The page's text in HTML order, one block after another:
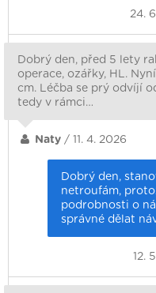
24.
Dobrý den, před 5 lety
operace, ozářky, HL.
cm. Léčba se prý odvíjí
tedy v rámci…
Naty / 11. 4. 2026
Dobrý den,
netroufám,
podrobnosti o
správné dělat
12.